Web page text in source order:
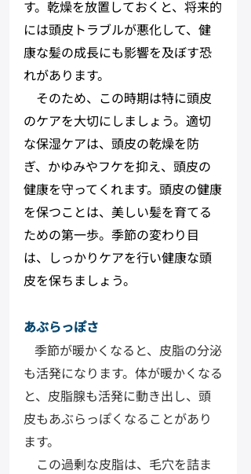
す。乾燥を放置しておくと、将来的
には頭皮トラブルが悪化して、健
康な髪の成長にも影響を及ぼす恐
れがあります。
そのため、この時期は特に頭皮
のケアを大切にしましょう。適切
な保湿ケアは、頭皮の乾燥を防
ぎ、かゆみやフケを抑え、頭皮の
健康を守ってくれます。頭皮の健康
を保つことは、美しい髪を育てる
ための第一歩。季節の変わり目
は、しっかりケアを行い健康な頭
皮を保ちましょう。
あぶらっぽさ
季節が暖かくなると、皮脂の分泌
も活発になります。体が暖かくなる
と、皮脂腺も活発に動き出し、頭
皮もあぶらっぽくなることがあり
ます。
この過剰な皮脂は、毛穴を詰ま